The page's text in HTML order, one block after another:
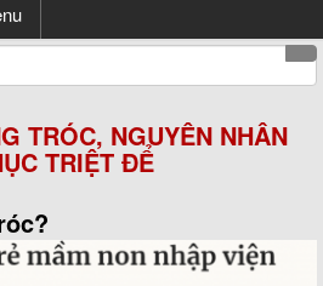
TRÓC, NGUYÊN NHÂN
TRIỆT ĐỂ